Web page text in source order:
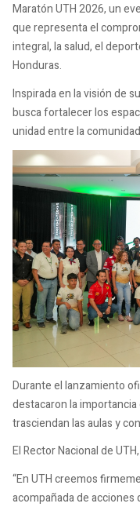
Maratón UTH 2026, un
que representa el
integral, la salud, el
Honduras.
Inspirada en la visión de
busca fortalecer los
unidad entre la
Durante el lanzamiento
destacaron la
trasciendan las aulas y
El Rector Nacional de
“En UTH creemos
acompañada de